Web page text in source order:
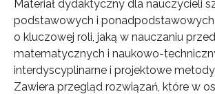
Materiał dydaktyczny dla nauczycieli
podstawowych i
o kluczowej roli, jaką w nauczaniu
matematycznych i naukowo-
interdyscyplinarne i projektowe
Zawiera przegląd rozwiązań, które w